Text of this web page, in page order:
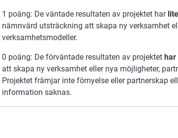
1 poäng: De väntade resultaten av projektet har
nämnvärd utsträckning att skapa ny verksamhet
verksamhetsmodeller.
0 poäng: De förväntade resultaten av projektet har
att skapa ny verksamhet eller nya möjligheter,
Projektet främjar inte förnyelse eller partnerskap
information saknas.